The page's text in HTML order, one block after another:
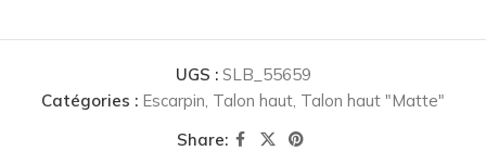
UGS : SLB_55659
Catégories : Escarpin, Talon haut, Talon haut "Matte"
Share: